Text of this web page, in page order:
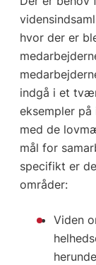
hvor der er
indgå i et
eksempler
med de
mål for
specifikt er
områder:
Viden